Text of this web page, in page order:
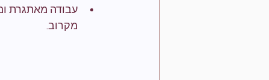
עבודה מאתגרת
מקרוב.